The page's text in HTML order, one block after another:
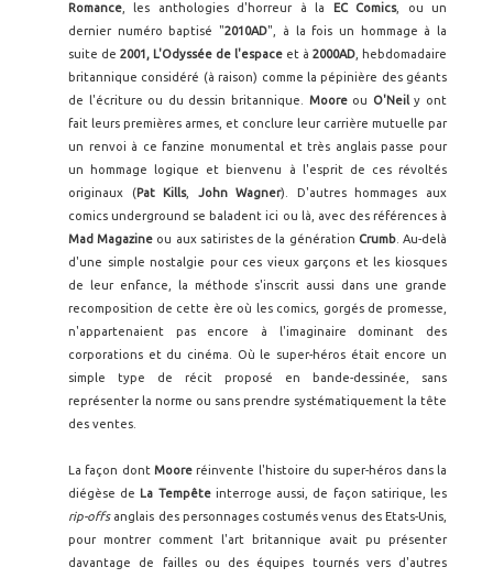
Romance , les anthologies d'horreur à la EC Comics, ou un
dernier numéro baptisé "2010AD", à la fois un hommage à la
suite de 2001, L'Odyssée de l'espace et à 2000AD , hebdomadaire
britannique considéré (à raison) comme la pépinière des géants
de l'écriture ou du dessin britannique. Moore ou O'Neily ont
fait leurs premières armes, et conclure leur carrière mutuelle par
un renvoi à ce fanzine monumental et très anglais passe pour
un hommage logique et bienvenu à l'esprit de ces révoltés
originaux (Pat Kills, John Wagner). D'autres hommages aux
comics underground se baladent ici ou là, avec des références à
Mad Magazine ou aux satiristes de la génération Crumb. Au-delà
d'une simple nostalgie pour ces vieux garçons et les kiosques
de leur enfance, la méthode s'inscrit aussi dans une grande
recomposition de cette ère où les comics, gorgés de promesse,
n'appartenaient pas encore à l'imaginaire dominant des
corporations et du cinéma. Où le super-héros était encore un
simple type de récit proposé en bande-dessinée, sans
représenter la norme ou sans prendre systématiquement la tête
des ventes.
La façon dont Moore réinvente l'histoire du super-héros dans la
diégèse de La Tempêteinterroge aussi, de façon satirique, les
rip-offsanglais des personnages costumés venus des Etats-Unis,
pour montrer comment l'art britannique avait pu présenter
davantage de failles ou des équipes tournés vers d'autres